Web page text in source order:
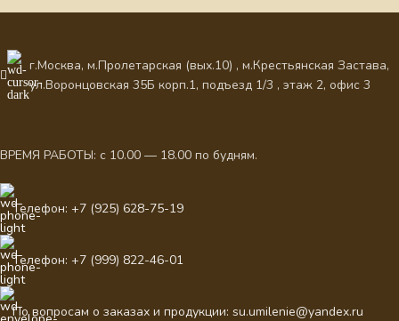
г.Москва, м.Пролетарская (вых.10) , м.Крестьянская Застава,
ул.Воронцовская 35Б корп.1, подъезд 1/3 , этаж 2, офис 3
ВРЕМЯ РАБОТЫ: с 10.00 — 18.00 по будням.
Телефон: +7 (925) 628-75-19
Телефон: +7 (999) 822-46-01
По вопросам о заказах и продукции: su.umilenie@yandex.ru